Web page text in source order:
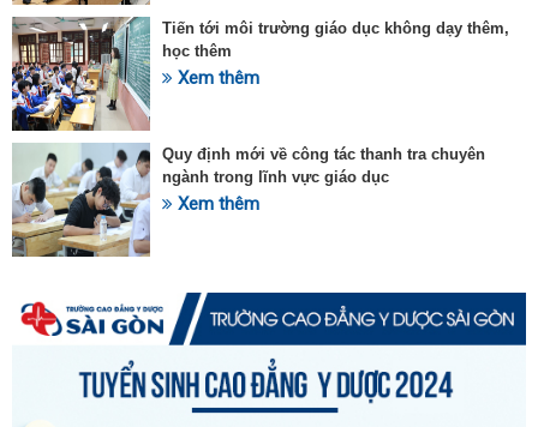
Tiến tới môi trường giáo dục không dạy thêm,
học thêm
Xem thêm
Quy định mới về công tác thanh tra chuyên
ngành trong lĩnh vực giáo dục
Xem thêm